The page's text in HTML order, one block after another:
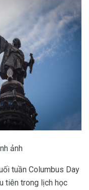
ảnh
tuần Columbus Day
tiên trong lịch học